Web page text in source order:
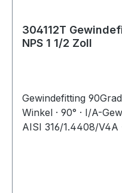
304112T
NPS 1 1/2 Zoll
Gewindefitting
Winkel · 90° · I/A-
AISI 316/1.4408/V4A